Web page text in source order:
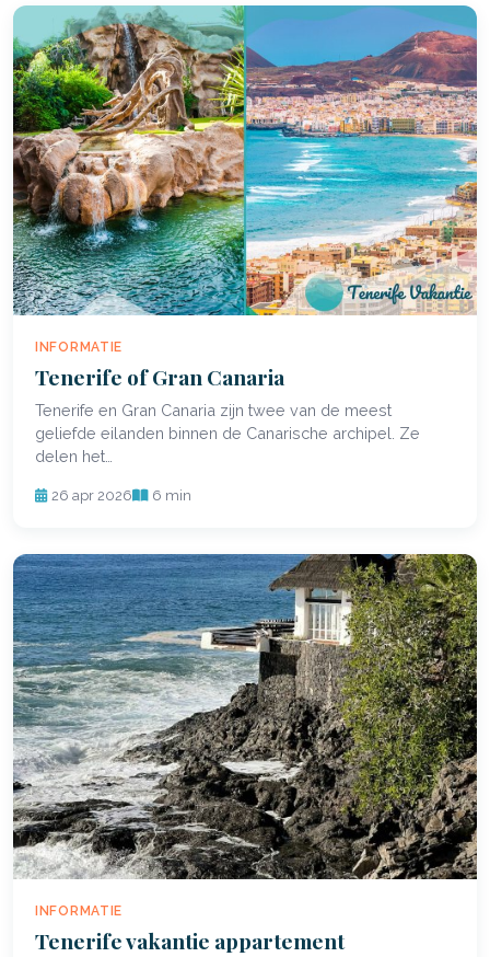
INFORMATIE
Tenerife of Gran Canaria
Tenerife en Gran Canaria zijn twee van de meest
geliefde eilanden binnen de Canarische archipel. Ze
delen het…
26 apr 2026 6 min
INFORMATIE
Tenerife vakantie appartement